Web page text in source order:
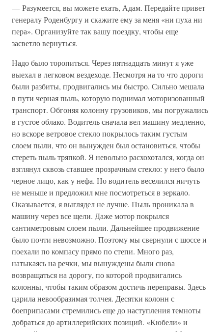
— Разумеется, вы можете ехать, Адам. Передайте привет
генералу Роденбургу и скажите ему за меня «ни пуха ни
пера». Организуйте так вашу поездку, чтобы еще
засветло вернуться.
Надо было торопиться. Через пятнадцать минут я уже
выехал в легковом вездеходе. Несмотря на то что дороги
были разбиты, продвигались мы быстро. Сильно мешала
в пути черная пыль, которую поднимал моторизованный
транспорт. Обгоняя колонну грузовиков, мы погружались
в густое облако. Водитель сначала вел машину медленно,
но вскоре ветровое стекло покрылось таким густым
слоем пыли, что он вынужден был остановиться, чтобы
стереть пыль тряпкой. Я невольно расхохотался, когда он
взглянул сквозь ставшее прозрачным стекло: у него было
черное лицо, как у нефа. Но водитель веселился ничуть
не меньше и предложил мне посмотреться в зеркало.
Оказывается, я выглядел не лучше. Пыль проникала в
машину через все щели. Даже мотор покрылся
сантиметровым слоем пыли. Дальнейшее продвижение
было почти невозможно. Поэтому мы свернули с шоссе и
поехали по компасу прямо по степи. Много раз,
натыкаясь на речки, мы вынуждены были снова
возвращаться на дорогу, по которой продвигались
колонны, чтобы таким образом достичь переправы. Здесь
царила невообразимая толчея. Десятки колонн с
боеприпасами стремились еще до наступления темноты
добраться до артиллерийских позиций. «Кюбели» и